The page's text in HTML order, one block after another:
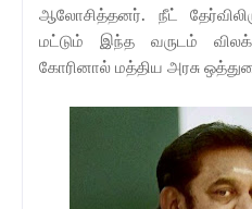
ஆலோசித்தனர். நீட்
மட்டும் இந்த வருடம்
கோரினால் மத்திய அரசு